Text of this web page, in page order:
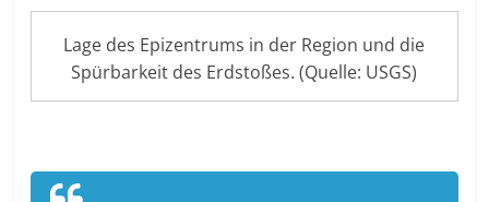
Lage des Epizentrums in der Region und die
Spürbarkeit des Erdstoßes. (Quelle: USGS)